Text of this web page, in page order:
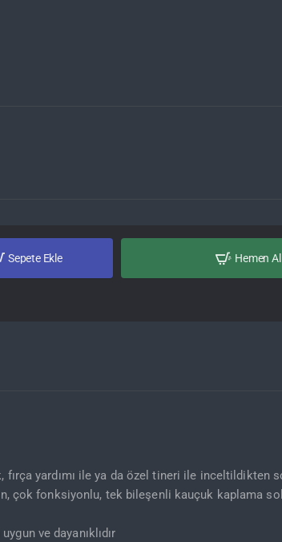
Sepete Ekle Hemen Al
fırça yardımı ile ya da özel tineri ile inceltildikten
çok fonksiyonlu, tek bileşenli kauçuk kaplama
ve dayanıklıdır